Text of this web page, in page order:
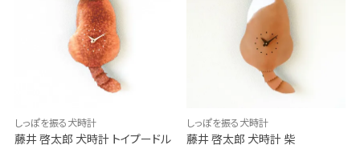
しっぽを振る犬時計
藤井 啓太郎 犬時計 トイプードル
しっぽを振る犬時計
藤井 啓太郎 犬時計 柴